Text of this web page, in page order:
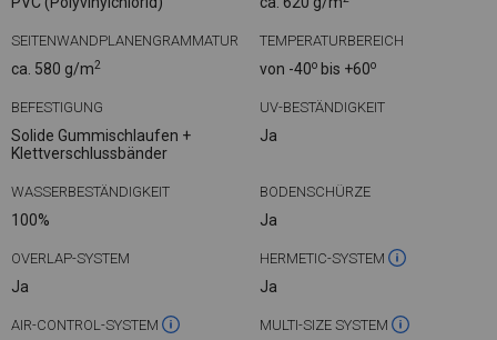
SEITENWANDPLANENGRAMMATUR
ca. 580 g/m2
TEMPERATURBEREICH
von -40o bis +60o
BEFESTIGUNG
Solide Gummischlaufen +
Klettverschlussbänder
UV-BESTÄNDIGKEIT
Ja
WASSERBESTÄNDIGKEIT
100%
BODENSCHÜRZE
Ja
OVERLAP-SYSTEM
Ja
HERMETIC-SYSTEM
Ja
AIR-CONTROL-SYSTEM MULTI-SIZE SYSTEM